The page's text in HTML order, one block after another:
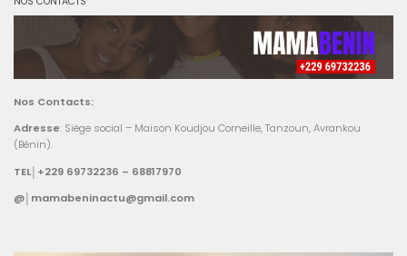
Nos Contacts:
Adresse: Siège social – Maison Koudjou Corneille, Tanzoun, Avrankou
(Bénin).
TEL│+229 69732236 – 68817970
@│mamabeninactu@gmail.com